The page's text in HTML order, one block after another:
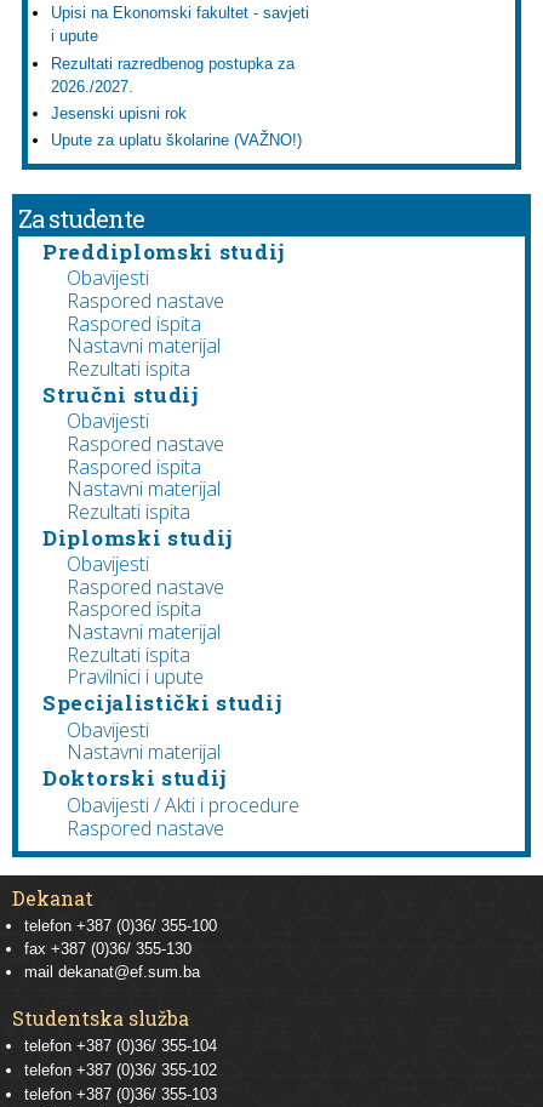
Upisi na Ekonomski fakultet - savjeti
i upute
Rezultati razredbenog postupka za
2026./2027.
Jesenski upisni rok
Upute za uplatu školarine (VAŽNO!)
Za studente
Preddiplomski studij
Obavijesti
Raspored nastave
Raspored ispita
Nastavni materijal
Rezultati ispita
Stručni studij
Obavijesti
Raspored nastave
Raspored ispita
Nastavni materijal
Rezultati ispita
Diplomski studij
Obavijesti
Raspored nastave
Raspored ispita
Nastavni materijal
Rezultati ispita
Pravilnici i upute
Specijalistički studij
Obavijesti
Nastavni materijal
Doktorski studij
Obavijesti / Akti i procedure
Raspored nastave
Dekanat
telefon +387 (0)36/ 355-100
fax +387 (0)36/ 355-130
mail dekanat@ef.sum.ba
Studentska služba
telefon +387 (0)36/ 355-104
telefon +387 (0)36/ 355-102
telefon +387 (0)36/ 355-103